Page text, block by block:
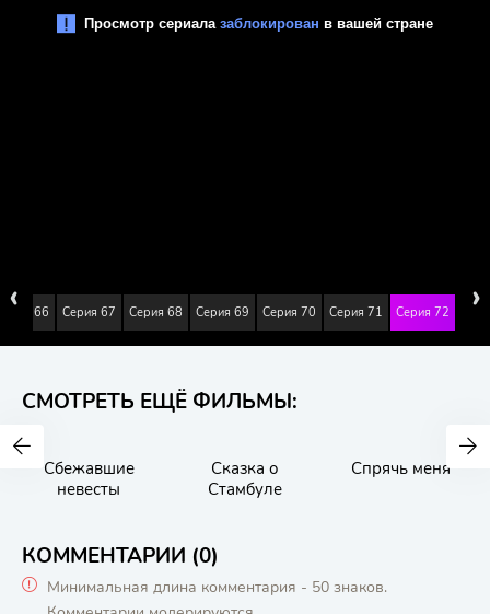
‹ 66 Серия 67 Серия 68 Серия 69 Серия 70 Серия 71 Серия 72 ›
СМОТРЕТЬ ЕЩЁ ФИЛЬМЫ:
Сбежавшие
невесты
Сказка о
Стамбуле
Спрячь меня
КОММЕНТАРИИ (0)
Минимальная длина комментария - 50 знаков.